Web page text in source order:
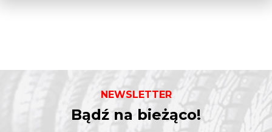
NEWSLETTER
Bądź na bieżąco!